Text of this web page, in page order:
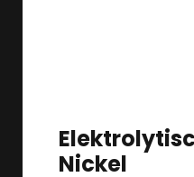
Nickel